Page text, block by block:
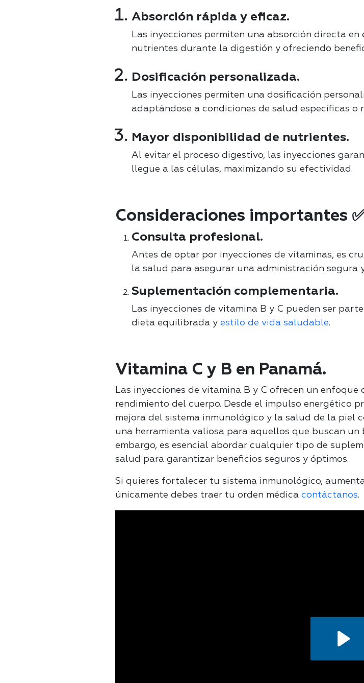
Absorción rápida y eficaz.
Las inyecciones permiten una absorción directa
nutrientes durante la digestión y ofreciendo
Dosificación personalizada.
Las inyecciones permiten una dosificación
adaptándose a condiciones de salud específicas o
Mayor disponibilidad de nutrientes.
Al evitar el proceso digestivo, las inyecciones
llegue a las células, maximizando su efectividad.
Consideraciones importantes
Consulta profesional.
Antes de optar por inyecciones de vitaminas, es
la salud para asegurar una administración segura
Suplementación complementaria.
Las inyecciones de vitamina B y C pueden ser
dieta equilibrada y estilo de vida saludable.
Vitamina C y B en Panamá.
Las inyecciones de vitamina B y C ofrecen un
rendimiento del cuerpo. Desde el impulso energético
mejora del sistema inmunológico y la salud de la piel
una herramienta valiosa para aquellos que buscan
embargo, es esencial abordar cualquier tipo de
salud para garantizar beneficios seguros y óptimos.
Si quieres fortalecer tu sistema inmunológico,
únicamente debes traer tu orden médica contáctanos.